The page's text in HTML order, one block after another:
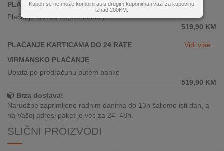
Kupon se ne može kombinirati s drugim kuponima i važi za kupovinu
iznad 200KM.
PLAĆANJE KARTICAMA JEDNOKRATNO
Plaćanje karticama(sve banke)
519,90 KM
PLAĆANJE KARTICAMA DO 24 RATE
Vidi više...
VIRMANSKO PLAĆANJE
Uplata po predračunu putem banke
519,90 KM
Brza dostava!
Narudžbe zaprimljene radnim danima do 13h šaljemo isti dan, a
na Vašoj adresi paket je već za 24–48h.
SLIČNI PROIZVODI